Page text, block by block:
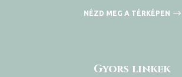
NÉZD MEG A TÉRKÉPEN
Gyors linkek